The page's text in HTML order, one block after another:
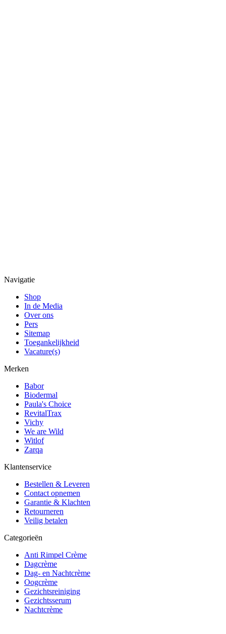
Navigatie
Shop
In de Media
Over ons
Pers
Sitemap
Toegankelijkheid
Vacature(s)
Merken
Babor
Biodermal
Paula's Choice
RevitalTrax
Vichy
We are Wild
Witlof
Zarqa
Klantenservice
Bestellen & Leveren
Contact opnemen
Garantie & Klachten
Retourneren
Veilig betalen
Categorieën
Anti Rimpel Crème
Dagcrème
Dag- en Nachtcrème
Oogcrème
Gezichtsreiniging
Gezichtsserum
Nachtcrème